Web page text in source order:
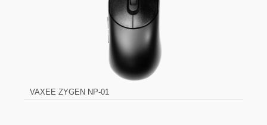
VAXEE ZYGEN NP-01